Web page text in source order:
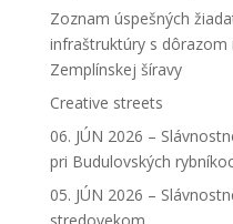
Zoznam úspešných
infraštruktúry s dôrazom
Zemplínskej šíravy
Creative streets
06. JÚN 2026 –
pri Budulovských
05. JÚN 2026 –